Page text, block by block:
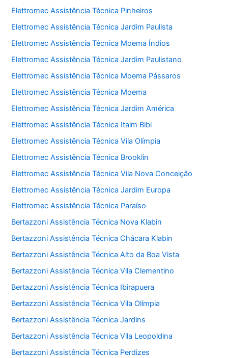
Elettromec Assistência Técnica Pinheiros
Elettromec Assistência Técnica Jardim Paulista
Elettromec Assistência Técnica Moema Índios
Elettromec Assistência Técnica Jardim Paulistano
Elettromec Assistência Técnica Moema Pássaros
Elettromec Assistência Técnica Moema
Elettromec Assistência Técnica Jardim América
Elettromec Assistência Técnica Itaim Bibi
Elettromec Assistência Técnica Vila Olímpia
Elettromec Assistência Técnica Brooklin
Elettromec Assistência Técnica Vila Nova Conceição
Elettromec Assistência Técnica Jardim Europa
Elettromec Assistência Técnica Paraíso
Bertazzoni Assistência Técnica Nova Klabin
Bertazzoni Assistência Técnica Chácara Klabin
Bertazzoni Assistência Técnica Alto da Boa Vista
Bertazzoni Assistência Técnica Vila Clementino
Bertazzoni Assistência Técnica Ibirapuera
Bertazzoni Assistência Técnica Vila Olímpia
Bertazzoni Assistência Técnica Jardins
Bertazzoni Assistência Técnica Vila Leopoldina
Bertazzoni Assistência Técnica Perdizes